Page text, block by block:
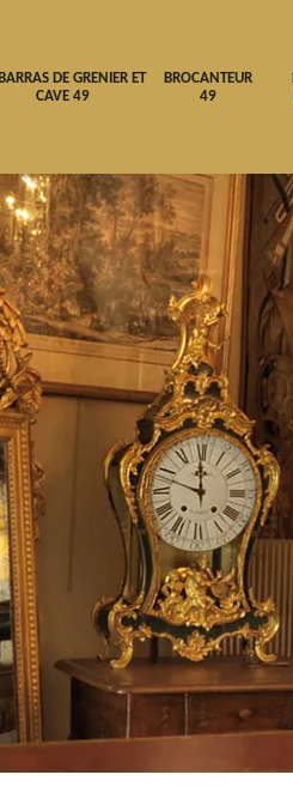
DE GRENIER ET
CAVE 49
BROCANTEUR
49